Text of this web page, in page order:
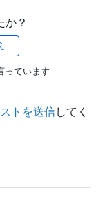
か？
っています
トを送信してく